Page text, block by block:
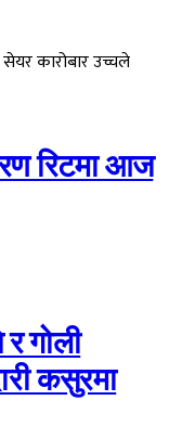
कारोबार उच्चले
रिटमा आज
गोली
कसुरमा